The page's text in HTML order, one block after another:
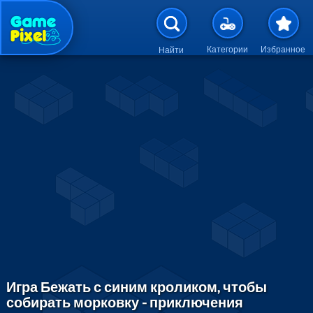
Перейти к основному
Найти Категории Избранное
Игра Бежать с синим кроликом, чтобы
собирать морковку - приключения